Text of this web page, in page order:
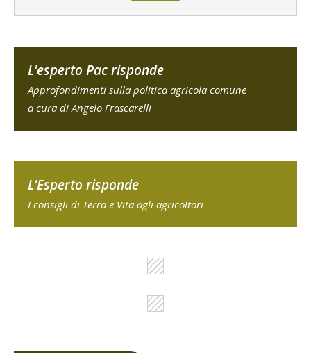
L'esperto Pac risponde
Approfondimenti sulla politica agricola comune
a cura di Angelo Frascarelli
L'Esperto risponde
I consigli di Terra e Vita agli agricoltori